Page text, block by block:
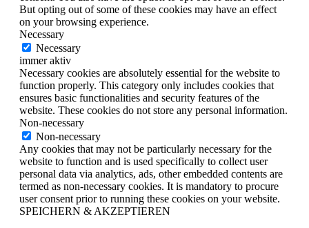
But opting out of some of these cookies may have an effect
on your browsing experience.
Necessary
Necessary
immer aktiv
Necessary cookies are absolutely essential for the website to
function properly. This category only includes cookies that
ensures basic functionalities and security features of the
website. These cookies do not store any personal information.
Non-necessary
Non-necessary
Any cookies that may not be particularly necessary for the
website to function and is used specifically to collect user
personal data via analytics, ads, other embedded contents are
termed as non-necessary cookies. It is mandatory to procure
user consent prior to running these cookies on your website.
SPEICHERN & AKZEPTIEREN